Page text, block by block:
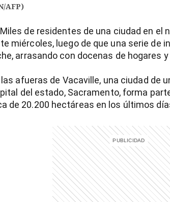
AFP)
Miles de residentes de una ciudad en el
miércoles, luego de que una serie de
arrasando con docenas de hogares
las afueras de Vacaville, una ciudad de
del estado, Sacramento, forma
de 20.200 hectáreas en los últimos